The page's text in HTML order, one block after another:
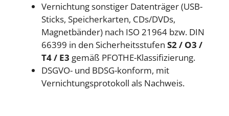
Vernichtung sonstiger Datenträger (USB-
Sticks, Speicherkarten, CDs/DVDs,
Magnetbänder) nach ISO 21964 bzw. DIN
66399 in den Sicherheitsstufen S2 / O3 /
T4 / E3 gemäß PFOTHE-Klassifizierung.
DSGVO- und BDSG-konform, mit
Vernichtungsprotokoll als Nachweis.